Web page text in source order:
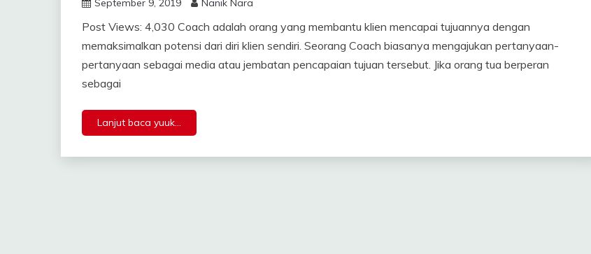
September 9, 2019 Nanik Nara
Post Views: 4,030 Coach adalah orang yang membantu klien mencapai tujuannya dengan
memaksimalkan potensi dari diri klien sendiri. Seorang Coach biasanya mengajukan pertanyaan-
pertanyaan sebagai media atau jembatan pencapaian tujuan tersebut. Jika orang tua berperan
sebagai
Lanjut baca yuuk...